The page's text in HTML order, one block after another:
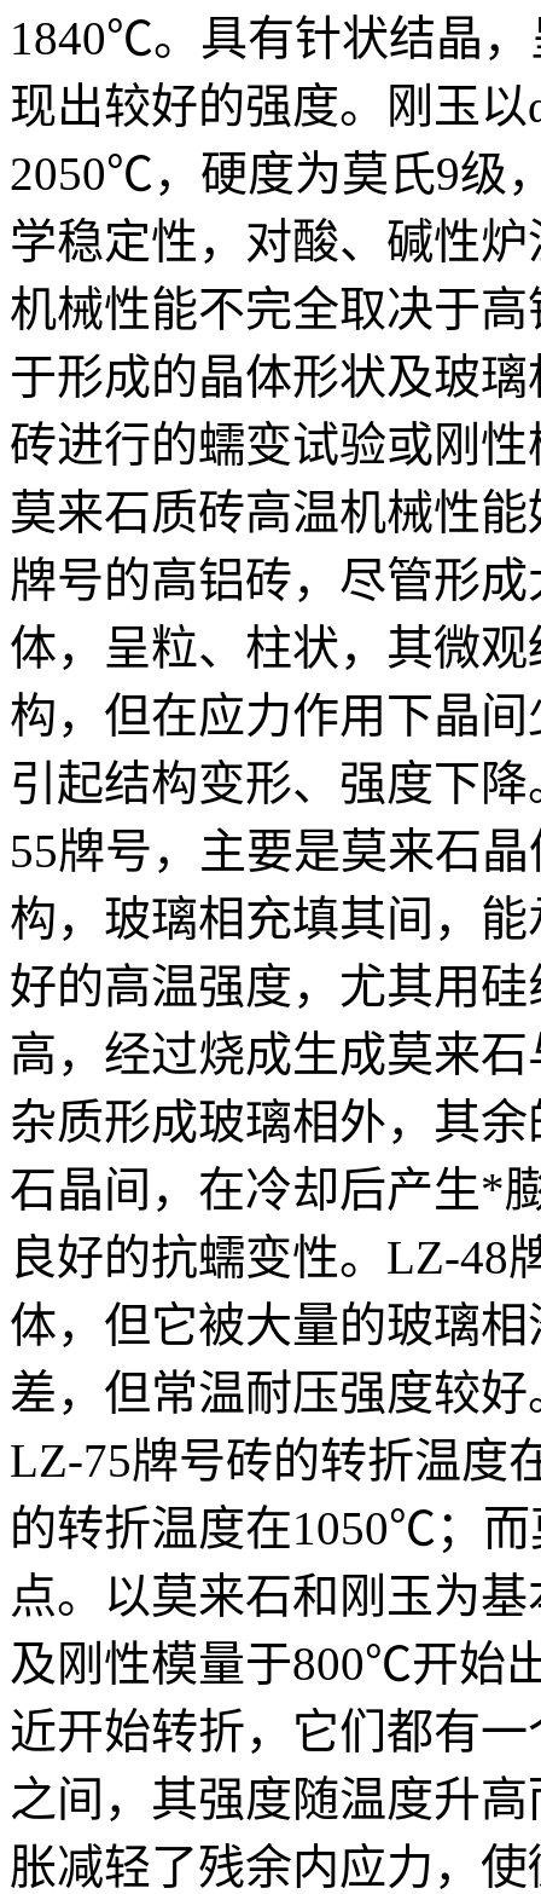
1840℃。具有针状结晶
现出较好的强度。刚玉
2050℃，硬度为莫氏9级
学稳定性，对酸、碱性
机械性能不完全取决于
于形成的晶体形状及玻
砖进行的蠕变试验或刚
莫来石质砖高温机械性
牌号的高铝砖，尽管形
体，呈粒、柱状，其微
构，但在应力作用下晶
引起结构变形、强度下
55牌号，主要是莫来石
构，玻璃相充填其间，
好的高温强度，尤其用
高，经过烧成生成莫来
杂质形成玻璃相外，其
石晶间，在冷却后产生*
良好的抗蠕变性。LZ-48
体，但它被大量的玻璃
差，但常温耐压强度较
LZ-75牌号砖的转折温度
的转折温度在1050℃；
点。以莫来石和刚玉为
及刚性模量于800℃开始
近开始转折，它们都有
之间，其强度随温度升
胀减轻了残余内应力，